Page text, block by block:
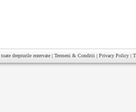
toate drepturile rezervate | Termeni & Conditii | Privacy Policy |